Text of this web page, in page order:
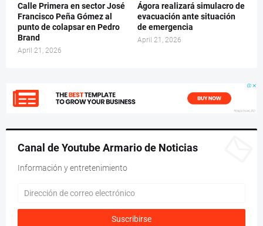
Calle Primera en sector José
Francisco Peña Gómez al
punto de colapsar en Pedro
Brand
April 21, 2026
Ágora realizará simulacro de
evacuación ante situación
de emergencia
April 21, 2026
Canal de Youtube Armario de Noticias
Información y entretenimiento